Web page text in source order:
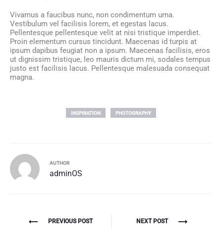
Vivamus a faucibus nunc, non condimentum urna.
Vestibulum vel facilisis lorem, et egestas lacus.
Pellentesque pellentesque velit at nisi tristique imperdiet.
Proin elementum cursus tincidunt. Maecenas id turpis at
ipsum dapibus feugiat non a ipsum. Maecenas facilisis, eros
ut dignissim tristique, leo mauris dictum mi, sodales tempus
justo est facilisis lacus. Pellentesque malesuada consequat
magna.
INSPIRATION PHOTOGRAPHY
AUTHOR
adminOS
Navigazione
PREVIOUS POST NEXT POST